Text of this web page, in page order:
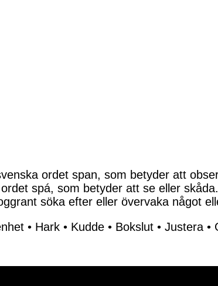
ordet span, som betyder att
spá, som betyder att se eller
söka efter eller övervaka något
• Hark • Kudde • Bokslut • Justera •